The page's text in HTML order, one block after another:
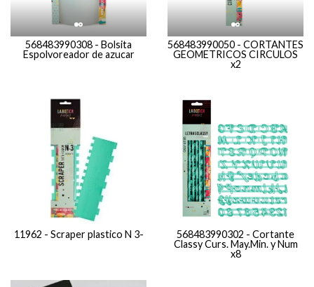
568483990308 - Bolsita
Espolvoreador de azucar
568483990050 - CORTANTES
GEOMETRICOS CIRCULOS
x2
11962 - Scraper plastico N 3-
568483990302 - Cortante
Classy Curs. May.Min. y Num
x8